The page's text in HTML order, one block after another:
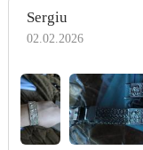
Sergiu
02.02.2026